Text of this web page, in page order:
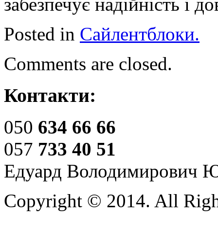
забезпечує надійність і
Posted in Сайлентблоки.
Comments are closed.
Контакти:
050 634 66 66
057 733 40 51
Едуард Володимирович
Copyright © 2014. All